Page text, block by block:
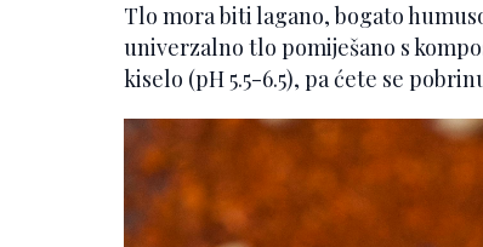
Tlo mora biti lagano, bogato
univerzalno tlo pomiješano s
kiselo (pH 5.5-6.5), pa ćete se